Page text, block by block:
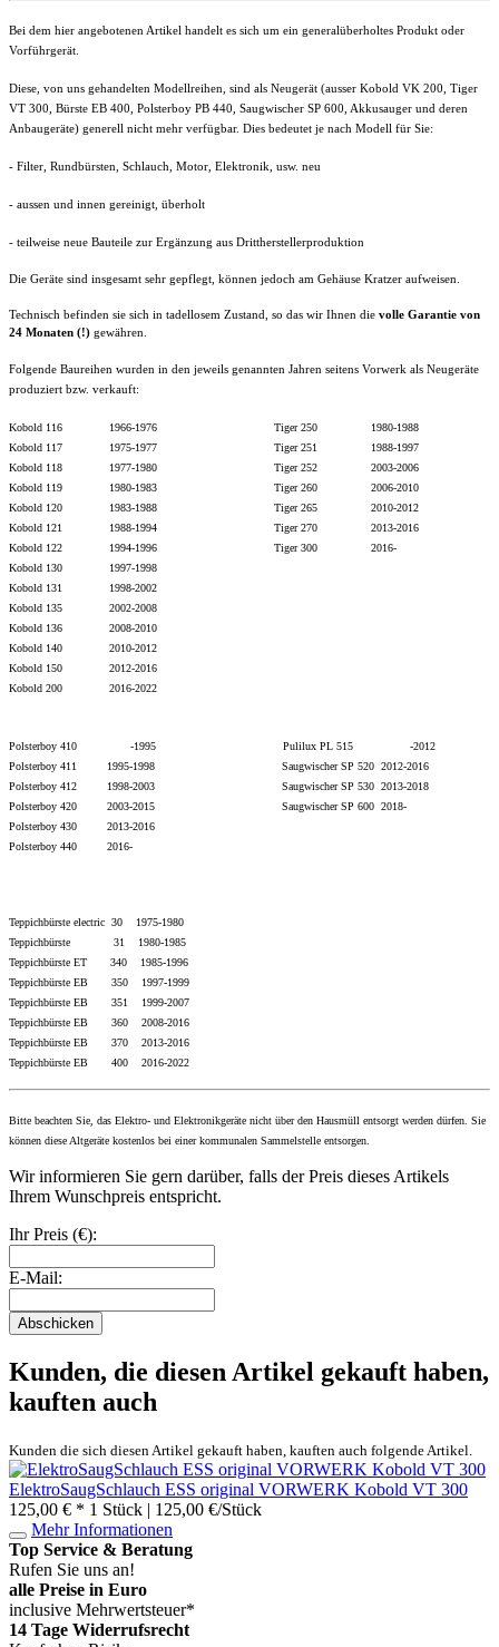
Bei dem hier angebotenen Artikel handelt es sich um ein generalüberholtes Produkt oder
Vorführgerät.
Diese, von uns gehandelten Modellreihen, sind als Neugerät (ausser Kobold VK 200, Tiger
VT 300, Bürste EB 400, Polsterboy PB 440, Saugwischer SP 600, Akkusauger und deren
Anbaugeräte) generell nicht mehr verfügbar. Dies bedeutet je nach Modell für Sie:
- Filter, Rundbürsten , Schlauch, Motor, Elektronik, usw. neu
- aussen und innen gereinigt, überholt
- teilweise neue Bauteile zur Ergänzung aus Drittherstellerproduktion
Die Geräte sind insgesamt sehr gepflegt, können jedoch am Gehäuse Kratzer aufweisen.
Technisch befinden sie sich in tadellosem Zustand, so das wir Ihnen die volle Garantie von
24 Monaten (!) gewähren.
Folgende Baureihen wurden in den jeweils genannten Jahren seitens Vorwerk als Neugeräte
produziert bzw. verkauft:
Kobold 116 1966-1976 Tiger 250 1980-1988
Kobold 117 1975-1977 Tiger 251 1988-1997
Kobold 118 1977-1980 Tiger 252 2003-2006
Kobold 119 1980-1983 Tiger 260 2006-2010
Kobold 120 1983-1988 Tiger 265 2010-2012
Kobold 121 1988-1994 Tiger 270 2013-2016
Kobold 122 1994-1996 Tiger 300 2016-
Kobold 130 1997-1998
Kobold 131 1998-2002
Kobold 135 2002-2008
Kobold 136 2008-2010
Kobold 140 2010-2012
Kobold 150 2012-2016
Kobold 200 2016-2022
Polsterboy 410 -1995 Pulilux PL 515 -2012
Polsterboy 411 1995-1998 Saugwischer SP 520 2012-2016
Polsterboy 412 1998-2003 Saugwischer SP 530 2013-2018
Polsterboy 420 2003-2015 Saugwischer SP 600 2018-
Polsterboy 430 2013-2016
Polsterboy 440 2016-
Teppichbürste electric 30 1975-1980
Teppichbürste 31 1980-1985
Teppichbürste ET 340 1985-1996
Teppichbürste EB 350 1997-1999
Teppichbürste EB 351 1999-2007
Teppichbürste EB 360 2008-2016
Teppichbürste EB 370 2013-2016
Teppichbürste EB 400 2016-2022
Bitte beachten Sie, das Elektro- und Elektronikgeräte nicht über den Hausmüll entsorgt werden dürfen. Sie
können diese Altgeräte kostenlos bei einer kommunalen Sammelstelle entsorgen.
Wir informieren Sie gern darüber, falls der Preis dieses Artikels
Ihrem Wunschpreis entspricht.
Ihr Preis (€):
E-Mail:
Abschicken
Kunden, die diesen Artikel gekauft haben,
kauften auch
Kunden die sich diesen Artikel gekauft haben, kauften auch folgende Artikel.
ElektroSaugSchlauch ESS original VORWERK Kobold VT 300
125,00 € * 1 Stück | 125,00 €/Stück
Mehr Informationen
Top Service & Beratung
Rufen Sie uns an!
alle Preise in Euro
inclusive Mehrwertsteuer*
14 Tage Widerrufsrecht